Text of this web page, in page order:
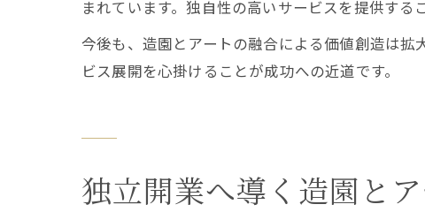
まれています。独自性の高いサービスを提供する
今後も、造園とアートの融合による価値創造は
ビス展開を心掛けることが成功への近道です。
独立開業へ導く造園と